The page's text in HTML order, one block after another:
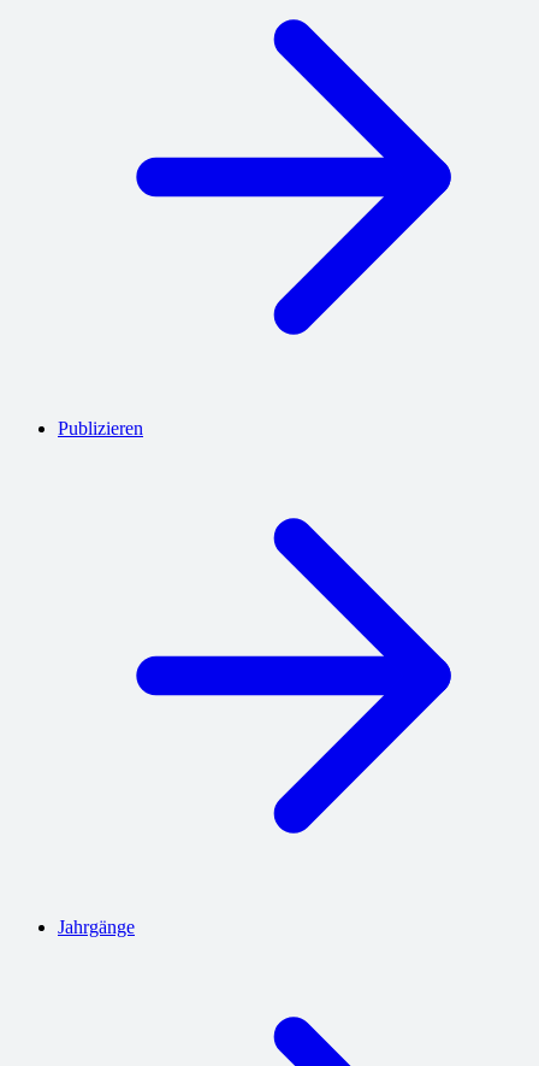
Publizieren
Jahrgänge